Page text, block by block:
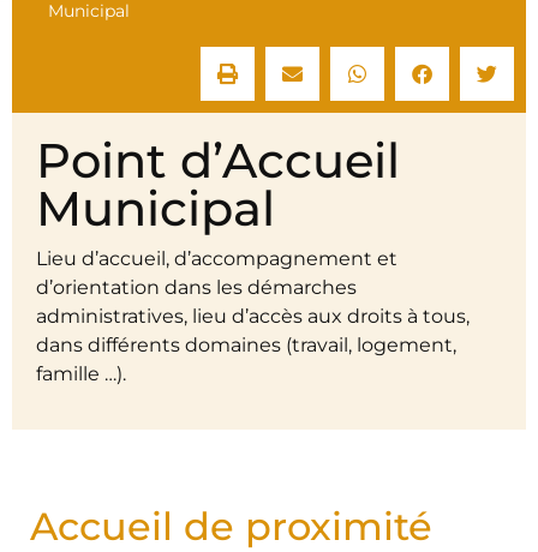
Municipal
Point d’Accueil
Municipal
Lieu d’accueil, d’accompagnement et
d’orientation dans les démarches
administratives, lieu d’accès aux droits à tous,
dans différents domaines (travail, logement,
famille …).
Accueil de proximité